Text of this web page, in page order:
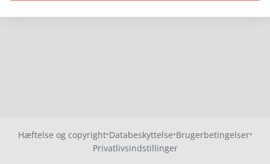
Hæftelse og copyright·Databeskyttelse·Brugerbetingelser·
Privatlivsindstillinger